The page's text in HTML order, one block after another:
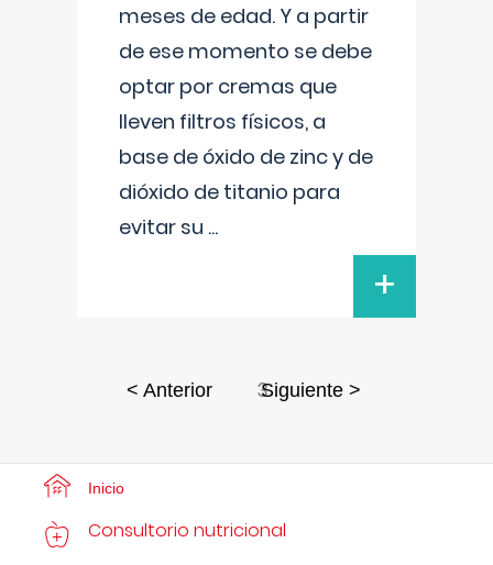
meses de edad. Y a partir
de ese momento se debe
optar por cremas que
lleven filtros físicos, a
base de óxido de zinc y de
dióxido de titanio para
evitar su ...
+
< Anterior 3Siguiente >
Inicio
Consultorio nutricional